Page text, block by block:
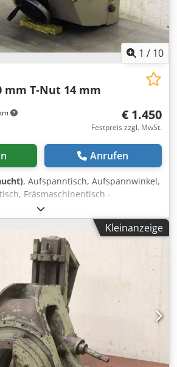
1 / 10
mm T-Nut 14 mm
€ 1.450
Festpreis zzgl. MwSt.
Anrufen
, Aufspanntisch, Aufspannwinkel,
Fräsmaschinentisch -
-Tischfläche: 400 x 600
14 mm, Nutenabstand 50 mm -
6x Befestigungsschrauben
-neigbar und schwenkbar: über
Mikron WMW und andere
ges.: 700/600/H345 mm -
Kleinanzeige